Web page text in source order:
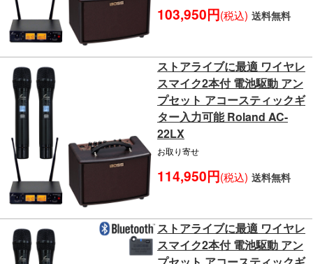
103,950円(税込) 送料無料
ストアライブに最適 ワイヤレ
スマイク2本付 電池駆動 アン
プセット アコースティックギ
ター入力可能 Roland AC-
22LX
お取り寄せ
114,950円(税込) 送料無料
ストアライブに最適 ワイヤレ
スマイク2本付 電池駆動 アン